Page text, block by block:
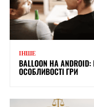
ІНШЕ
BALLOON НА
ОСОБЛИВОСТІ ГРИ